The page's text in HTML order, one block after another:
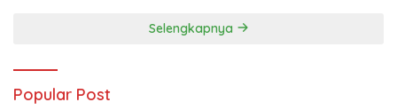
Selengkapnya
Popular Post